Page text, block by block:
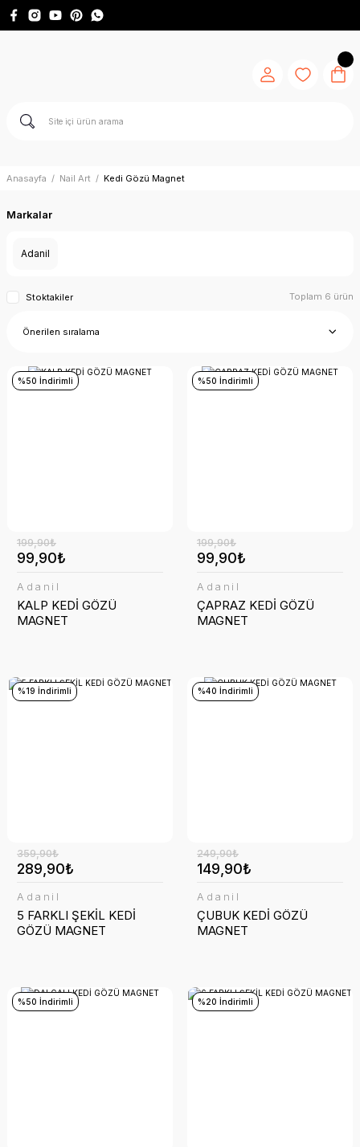
Anasayfa Nail Art Kedi Gözü Magnet
Markalar
Adanil
Stoktakiler Toplam 6 ürün
%50 İndirimli
99,90₺
199,90₺
Adanil
KALP KEDİ GÖZÜ
MAGNET
%50 İndirimli
99,90₺
199,90₺
Adanil
ÇAPRAZ KEDİ GÖZÜ
MAGNET
%19 İndirimli
289,90₺
359,90₺
Adanil
5 FARKLI ŞEKİL KEDİ
GÖZÜ MAGNET
%40 İndirimli
149,90₺
249,90₺
Adanil
ÇUBUK KEDİ GÖZÜ
MAGNET
%50 İndirimli %20 İndirimli